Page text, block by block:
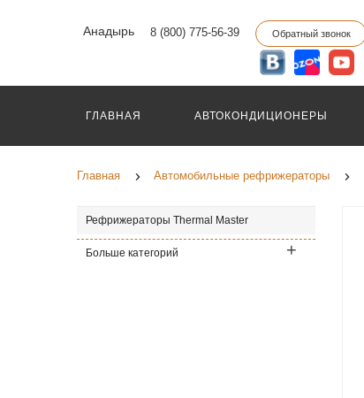
Анадырь 8 (800) 775-56-39 Обратный звонок
ГЛАВНАЯ АВТОКОНДИЦИОНЕРЫ
Главная Автомобильные рефрижераторы
Рефрижераторы Thermal Master
Больше категорий